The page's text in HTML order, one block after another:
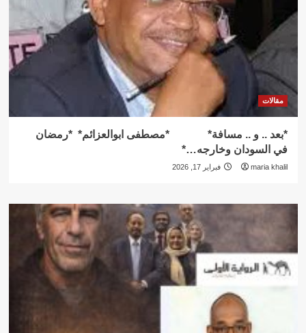
مقالات
*بعد .. و .. مسافة* *مصطفى ابوالعزائم* *رمضان
في السودان وخارجه…*
maria khalil فبراير 17, 2026